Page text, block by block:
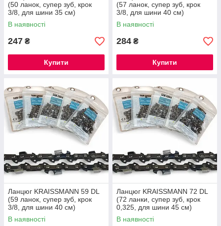
(50 ланок, супер зуб, крок
3/8, для шини 35 см)
В наявності
247 ₴
Купити
(57 ланок, супер зуб, крок
3/8, для шини 40 см)
В наявності
284 ₴
Купити
Ланцюг KRAISSMANN 59 DL
(59 ланок, супер зуб, крок
3/8, для шини 40 см)
В наявності
Ланцюг KRAISSMANN 72 DL
(72 ланки, супер зуб, крок
0,325, для шини 45 см)
В наявності